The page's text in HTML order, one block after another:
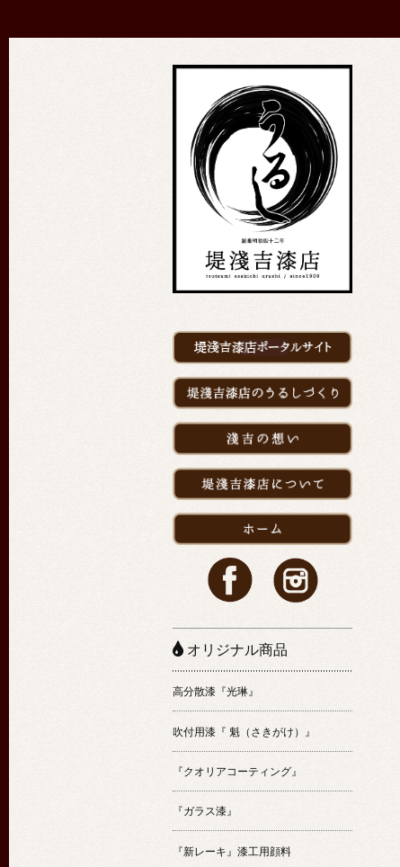
オリジナル商品
高分散漆『光琳』
吹付用漆『 魁（さきがけ）』
『クオリアコーティング』
『ガラス漆』
『新レーキ』漆工用顔料